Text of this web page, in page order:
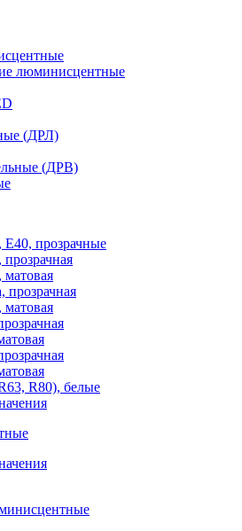
люминисцентные
(ДРЛ)
(ДРВ)
прозрачные
матовая
прозрачная
матовая
R80), белые